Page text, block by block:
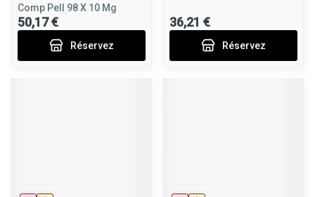
Comp Pell 98 X 10 Mg
50,17 €
Réservez
36,21 €
Réservez